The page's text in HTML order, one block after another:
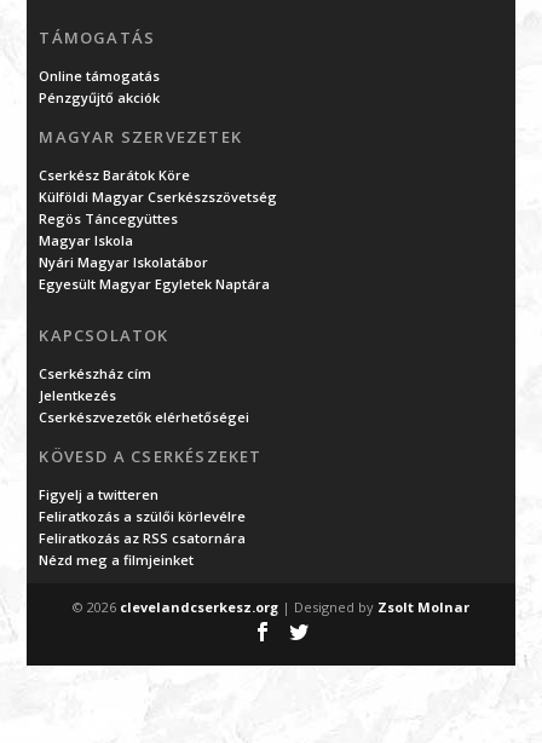
TÁMOGATÁS
Online támogatás
Pénzgyűjtő akciók
MAGYAR SZERVEZETEK
Cserkész Barátok Köre
Külföldi Magyar Cserkészszövetség
Regös Táncegyüttes
Magyar Iskola
Nyári Magyar Iskolatábor
Egyesült Magyar Egyletek Naptára
KAPCSOLATOK
Cserkészház cím
Jelentkezés
Cserkészvezetők elérhetőségei
KÖVESD A CSERKÉSZEKET
Figyelj a twitteren
Feliratkozás a szülői körlevélre
Feliratkozás az RSS csatornára
Nézd meg a filmjeinket
© 2026 clevelandcserkesz.org| Designed by Zsolt Molnar